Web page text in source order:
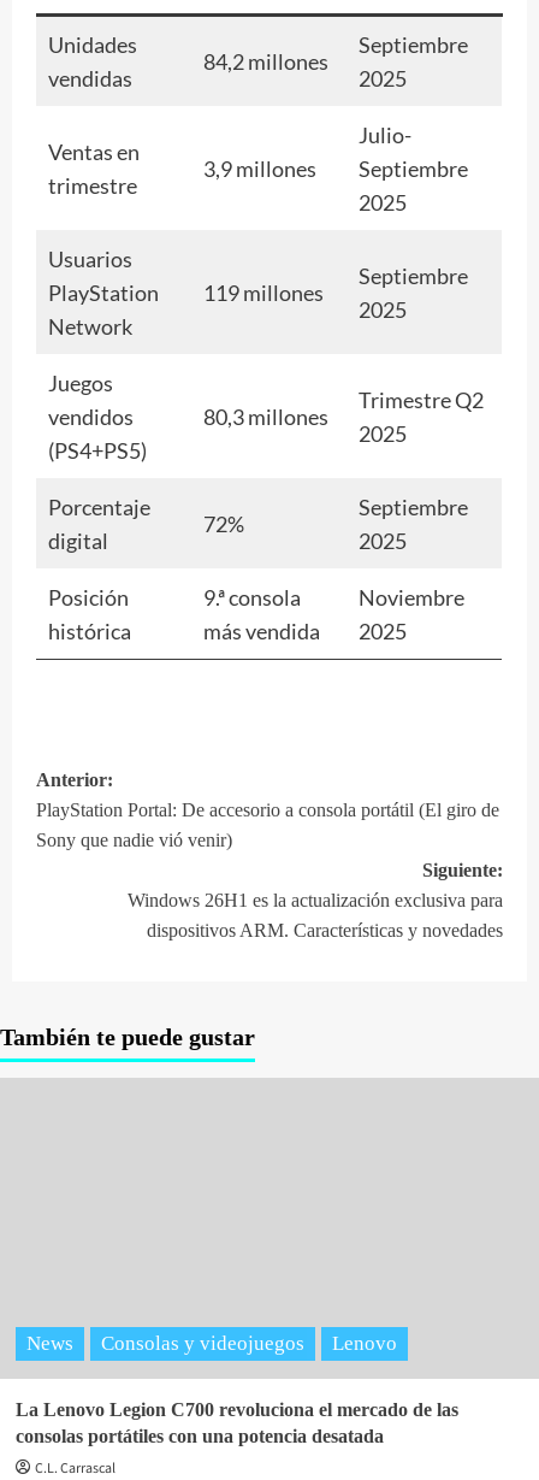
Unidades
vendidas
84,2 millones
Septiembre
2025
Ventas en
trimestre
3,9 millones
Julio-
Septiembre
2025
Usuarios
PlayStation
Network
119 millones
Septiembre
2025
Juegos
vendidos
(PS4+PS5)
80,3 millones
Trimestre Q2
2025
Porcentaje
digital
72%
Septiembre
2025
Posición
histórica
9.ª consola
más vendida
Noviembre
2025
Navegación
de
Anterior:
PlayStation Portal: De accesorio a consola portátil (El giro de
Sony que nadie vió venir)
Siguiente:
Windows 26H1 es la actualización exclusiva para
dispositivos ARM. Características y novedades
También te puede gustar
News Consolas y videojuegos Lenovo
La Lenovo Legion C700 revoluciona el mercado de las
consolas portátiles con una potencia desatada
C.L. Carrascal